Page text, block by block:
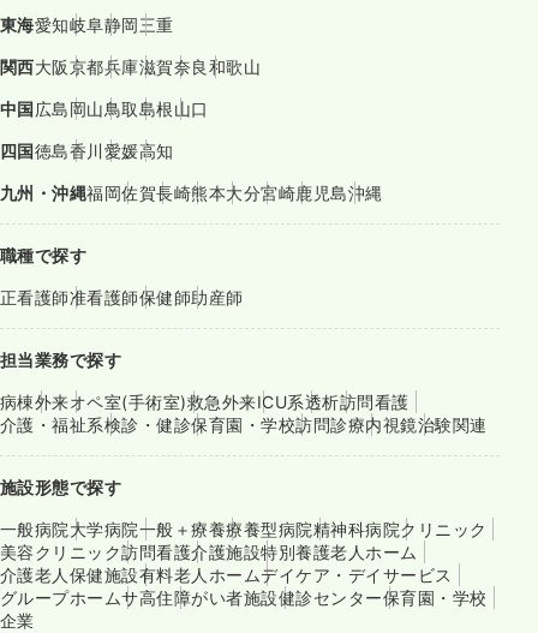
東海愛知岐阜静岡三重
関西大阪京都兵庫滋賀奈良和歌山
中国広島岡山鳥取島根山口
四国徳島香川愛媛高知
九州・沖縄福岡佐賀長崎熊本大分宮崎鹿児島沖縄
職種で探す
正看護師准看護師保健師助産師
担当業務で探す
病棟外来オペ室(手術室)救急外来ICU系透析訪問看護
介護・福祉系検診・健診保育園・学校訪問診療内視鏡治験関連
施設形態で探す
一般病院大学病院一般＋療養療養型病院精神科病院クリニック
美容クリニック訪問看護介護施設特別養護老人ホーム
介護老人保健施設有料老人ホームデイケア・デイサービス
グループホームサ高住障がい者施設健診センター保育園・学校
企業